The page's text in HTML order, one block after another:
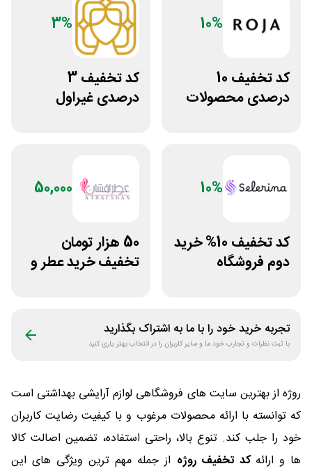
10%
کد تخفیف 10
درصدی محصولات
3%
کد تخفیف 3
درصدی غیراول
10%
کد تخفیف 10% خرید
دوم فروشگاه
50,000
50 هزار تومان
تخفیف خرید عطر و
تجربه خرید خود را با ما به اشتراک بگذارید
با ثبت نظرات و تجارب خود ما و سایر کاربران را در انتخاب بهتر یاری کنید
روژه از بهترین سایت های فروشگاهی لوازم آرایشی بهداشتی است
که توانسته با ارائه محصولات مرغوب و با کیفیت رضایت کاربران
خود را جلب کند. تنوع بالا، راحتی استفاده، تضمین اصالت کالا
ها و ارائه کد تخفیف روژه از جمله مهم ترین ویژگی های این